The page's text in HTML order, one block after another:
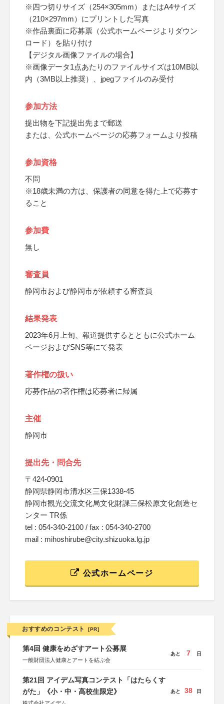
※四つ切りサイズ（254×305mm）またはA4サイズ
（210×297mm）にプリントした写真
※作品裏面に応募票（公式ホームページよりダウン
ロード）を貼り付け
【デジタル画像ファイルの場合】
※画像データ1点あたりのファイルサイズは10MB以
内（3MB以上推奨）、jpegファイルのみ受付
参加方法
提出物を下記提出先まで郵送
または、公式ホームページの応募フォームより投稿
参加資格
不問
※18歳未満の方は、保護者の同意を得た上で応募す
ること
参加費
無し
審査員
静岡市および静岡市が依頼する審査員
結果発表
2023年6月上旬、報道提供するとともに公式ホーム
ページおよびSNS等にて発表
著作権の扱い
応募作品の著作権は応募者に帰属
主催
静岡市
提出先・問合先
〒424-0901
静岡県静岡市清水区三保1338-45
静岡市観光交流文化局文化財課三保松原文化創造セ
ンター TR係
tel : 054-340-2100 / fax : 054-340-2700
mail : mihoshirube@city.shizuoka.lg.jp
公式ホームページ
おすすめのコンテスト [PR]
第4回 健康をめざすアート公募展
一般財団法人健康とアートを結ぶ会
あと 7 日
第21回 アイデム写真コンテスト「はたらくす
がた」《小・中・高校生限定》
あと 38 日